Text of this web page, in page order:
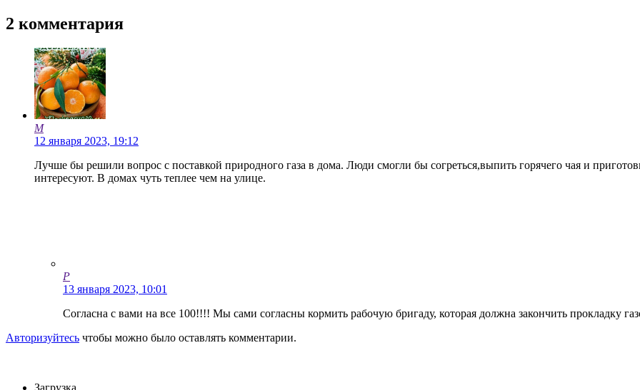
2 комментария
M
12 января 2023, 19:12
Лучше бы решили вопрос с поставкой природного газа в дома. Люди смогли бы согреться,выпить горячего чая и
интересуют. В домах чуть теплее чем на улице.
Р
13 января 2023, 10:01
Согласна с вами на все 100!!!! Мы сами согласны кормить рабочую бригаду, которая должна закончить прокладку
Авторизуйтесь чтобы можно было оставлять комментарии.
Загрузка